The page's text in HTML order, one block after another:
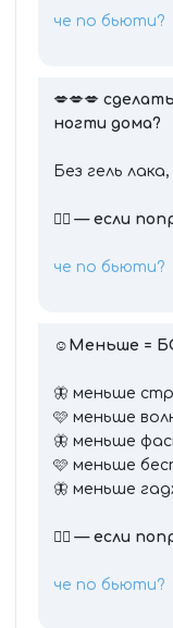
че по бьюти?
💋💋💋
ногти дома?
Без гель
❤️‍🔥 — если
че по бьюти?
☺️ Меньше =
🦋 меньше
🩷 меньше
🦋 меньше
🩷 меньше
🦋 меньше
❤️‍🔥 — если
че по бьюти?